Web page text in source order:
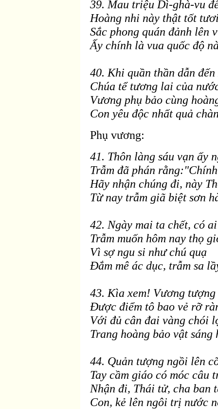
39. Mau triệu Dì-ghà-vu
Hoàng nhi này thật tốt
Sắc phong quán đảnh lên
Ấy chính là vua quốc độ n
40. Khi quần thần dẫn
Chúa tể tương lai của
Vương phụ bảo cùng
Con yêu độc nhất quả ch
Phụ vương:
41. Thôn làng sáu vạn ấy
Trẫm đã phán
Hãy nhận chúng đi, này
Từ nay trẫm giã biệt sơn
42. Ngày mai ta chết, có
Trẫm muốn hôm nay thọ
Vì sợ ngu si như chú quạ
Ðắm mê ác dục, trẫm sa
43. Kìa xem! Vương
Ðược điểm tô bao vẻ rỡ r
Với đủ cân đai vàng chói
Trang hoàng bảo vật sáng
44. Quản tượng ngồi lên
Tay cầm giáo có móc câu
Nhận đi, Thái tử, cha ban
Con, kẻ lên ngôi trị nước